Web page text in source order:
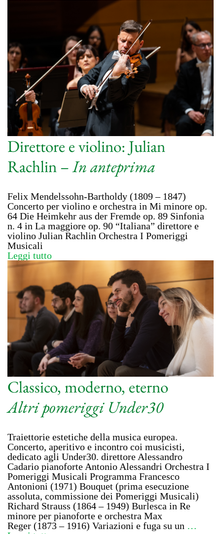
Direttore e violino: Julian
Rachlin –In anteprima
Felix Mendelssohn-Bartholdy (1809 – 1847)
Concerto per violino e orchestra in Mi minore op.
64 Die Heimkehr aus der Fremde op. 89 Sinfonia
n. 4 in La maggiore op. 90 “Italiana” direttore e
violino Julian Rachlin Orchestra I Pomeriggi
Musicali
Leggi tutto
Classico, moderno, eterno
Altri pomeriggi Under30
Traiettorie estetiche della musica europea.
Concerto, aperitivo e incontro coi musicisti,
dedicato agli Under30. direttore Alessandro
Cadario pianoforte Antonio Alessandri Orchestra I
Pomeriggi Musicali Programma Francesco
Antonioni (1971) Bouquet (prima esecuzione
assoluta, commissione dei Pomeriggi Musicali)
Richard Strauss (1864 – 1949) Burlesca in Re
minore per pianoforte e orchestra Max
Reger (1873 – 1916) Variazioni e fuga su un …